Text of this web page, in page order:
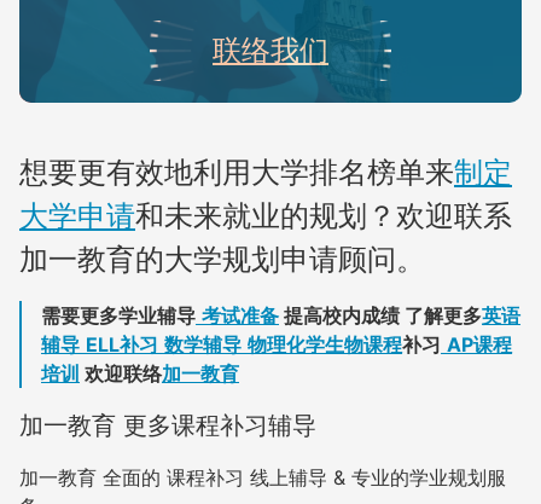
联络我们
想要更有效地利用大学排名榜单来制定
大学申请和未来就业的规划？欢迎联系
加一教育的大学规划申请顾问。
需要更多学业辅导 考试准备 提高校内成绩 了解更多英语
辅导 ELL补习 数学辅导 物理化学生物课程补习 AP课程
培训 欢迎联络加一教育
加一教育 更多课程补习辅导
加一教育 全面的 课程补习 线上辅导 & 专业的学业规划服